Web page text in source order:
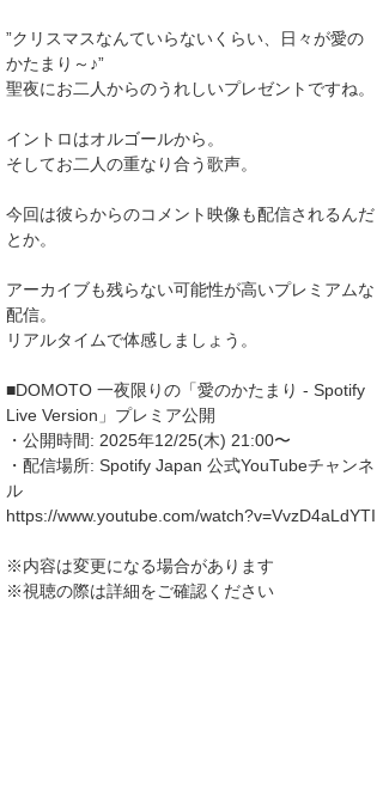
”クリスマスなんていらないくらい、日々が愛の
かたまり～♪”
聖夜にお二人からのうれしいプレゼントですね。
イントロはオルゴールから。
そしてお二人の重なり合う歌声。
今回は彼らからのコメント映像も配信されるんだ
とか。
アーカイブも残らない可能性が高いプレミアムな
配信。
リアルタイムで体感しましょう。
■DOMOTO 一夜限りの「愛のかたまり - Spotify
Live Version」プレミア公開
・公開時間: 2025年12/25(木) 21:00〜
・配信場所: Spotify Japan 公式YouTubeチャンネ
ル
https://www.youtube.com/watch?v=VvzD4aLdYTI
※内容は変更になる場合があります
※視聴の際は詳細をご確認ください